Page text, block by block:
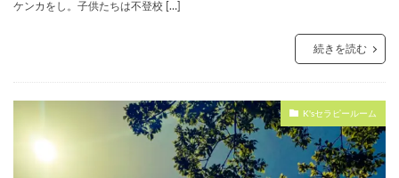
ケンカをし。子供たちは不登校 […]
続きを読む
K'sセラピールーム